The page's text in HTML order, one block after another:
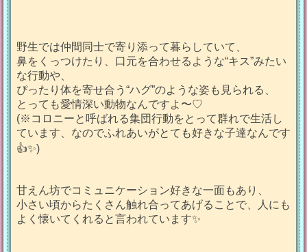
野生では仲間同士で寄り添って暮らしていて、
鼻をくっつけたり、口元を合わせるような“キス”みたい
な行動や、
ぴったり体を寄せ合う“ハグ”のような姿も見られる、
とっても愛情深い動物なんですよ〜♡
(※コロニーと呼ばれる集団行動をとって群れで生活し
ています、なのでふれあいがとても好きな子達なんです
👍✨)
甘えん坊でコミュニケーション好きな一面もあり、
小さい頃からたくさん触れ合ってあげることで、人にも
よく懐いてくれると言われています✨